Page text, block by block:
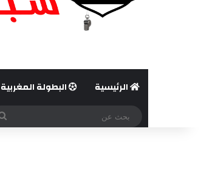
الرئيسية البطولة المغربية